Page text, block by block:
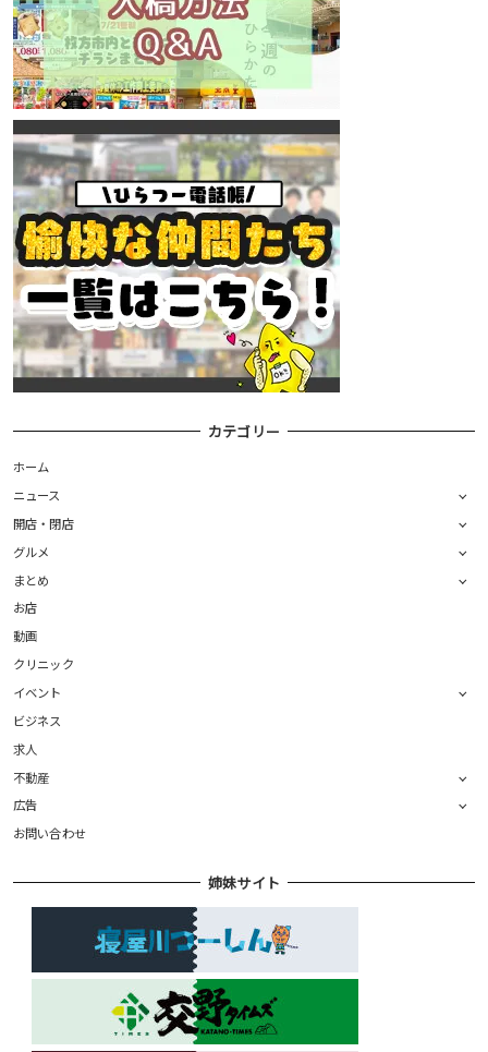
カテゴリー
ホーム
ニュース
開店・閉店
グルメ
まとめ
お店
動画
クリニック
イベント
ビジネス
求人
不動産
広告
お問い合わせ
姉妹サイト